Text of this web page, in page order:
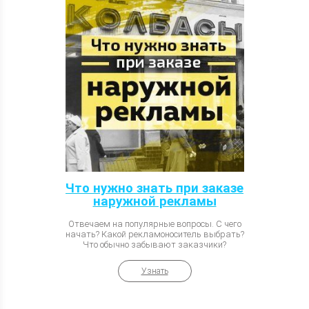
Что нужно знать при заказе
наружной рекламы
Отвечаем на популярные вопросы. С чего
начать? Какой рекламоноситель выбрать?
Что обычно забывают заказчики?
Узнать